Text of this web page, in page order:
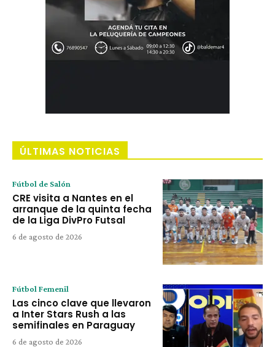
ÚLTIMAS NOTICIAS
Fútbol de Salón
CRE visita a Nantes en el
arranque de la quinta fecha
de la Liga DivPro Futsal
6 de agosto de 2026
Fútbol Femenil
Las cinco clave que llevaron
a Inter Stars Rush a las
semifinales en Paraguay
6 de agosto de 2026